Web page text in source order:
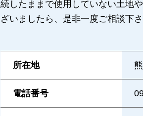
続したままで使用していない土地
ざいましたら、是非一度ご相談下
所在地
電話番号